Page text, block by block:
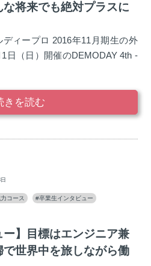
将来でも絶対プラスに
ィープロ 2016年11月期生の外
日（日）開催のDEMODAY 4th -
きを読む
コース
#卒業生インタビュー
ー】目標はエンジニア兼
世界中を旅しながら働